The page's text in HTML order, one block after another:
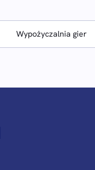
Wypożyczalnia gier